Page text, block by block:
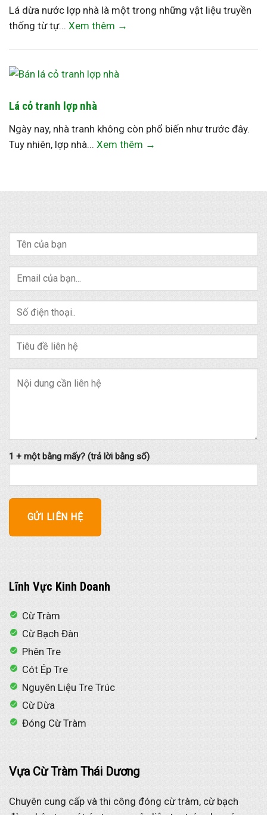
Lá dừa nước lợp nhà là một trong những vật liệu truyền
thống từ tự... Xem thêm →
Lá cỏ tranh lợp nhà
Ngày nay, nhà tranh không còn phổ biến như trước đây.
Tuy nhiên, lợp nhà... Xem thêm →
1 + một bằng mấy? (trả lời bằng số)
Lĩnh Vực Kinh Doanh
Cừ Tràm
Cừ Bạch Đàn
Phên Tre
Cót Ép Tre
Nguyên Liệu Tre Trúc
Cừ Dừa
Đóng Cừ Tràm
Vựa Cừ Tràm Thái Dương
Chuyên cung cấp và thi công đóng cừ tràm, cừ bạch